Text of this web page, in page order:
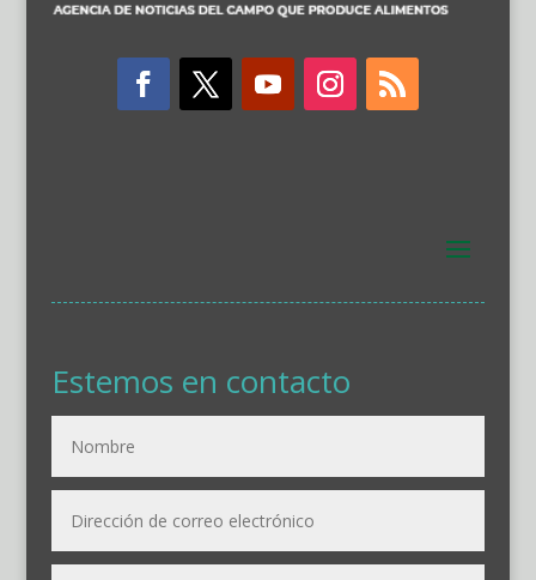
Estemos en contacto